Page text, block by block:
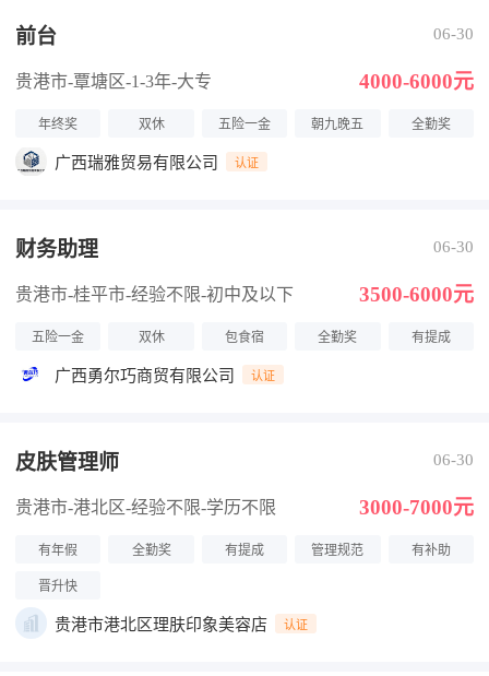
前台 06-30
贵港市-覃塘区-1-3年-大专 4000-6000元
年终奖 双休 五险一金 朝九晚五 全勤奖
广西瑞雅贸易有限公司 认证
财务助理 06-30
贵港市-桂平市-经验不限-初中及以下 3500-6000元
五险一金 双休 包食宿 全勤奖 有提成
广西勇尔巧商贸有限公司 认证
皮肤管理师 06-30
贵港市-港北区-经验不限-学历不限 3000-7000元
有年假 全勤奖 有提成 管理规范 有补助
晋升快
贵港市港北区理肤印象美容店 认证